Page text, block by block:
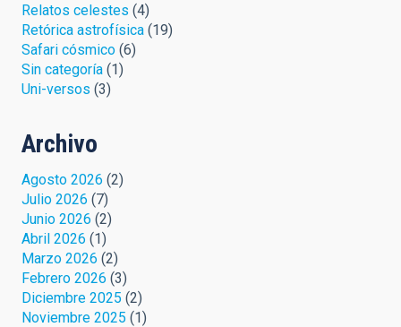
Relatos celestes (4)
Retórica astrofísica (19)
Safari cósmico (6)
Sin categoría (1)
Uni-versos (3)
Archivo
Agosto 2026 (2)
Julio 2026 (7)
Junio 2026 (2)
Abril 2026 (1)
Marzo 2026 (2)
Febrero 2026 (3)
Diciembre 2025 (2)
Noviembre 2025 (1)